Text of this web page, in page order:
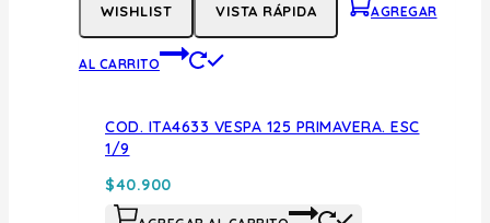
WISHLIST VISTA RÁPIDA AGREGAR
AL CARRITO
COD. ITA4633 VESPA 125 PRIMAVERA. ESC
1/9
$40.900